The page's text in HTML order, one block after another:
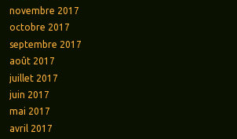
novembre 2017
octobre 2017
septembre 2017
août 2017
juillet 2017
juin 2017
mai 2017
avril 2017